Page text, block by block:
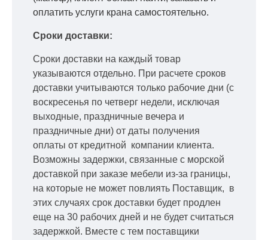
оплатить услуги крана самостоятельно.
Сроки доставки:
Сроки доставки на каждый товар
указываются отдельно. При расчете сроков
доставки учитываются только рабочие дни (с
воскресенья по четверг недели, исключая
выходные, праздничные вечера и
праздничные дни) от даты получения
оплаты от кредитной компании клиента.
Возможны задержки, связанные с морской
доставкой при заказе мебели из-за границы,
на которые не может повлиять Поставщик, в
этих случаях срок доставки будет продлен
еще на 30 рабочих дней и не будет считаться
задержкой. Вместе с тем поставщики